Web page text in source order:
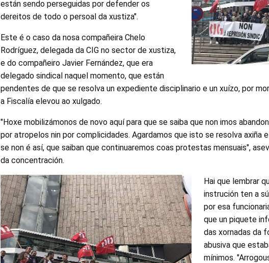
están sendo perseguidas por defender os
dereitos de todo o persoal da xustiza".
Este é o caso da nosa compañeira Chelo
Rodríguez, delegada da CIG no sector de xustiza,
e do compañeiro Javier Fernández, que era
delegado sindical naquel momento, que están
pendentes de que se resolva un expediente disciplinario e un xuízo, por
a Fiscalía elevou ao xulgado.
"Hoxe mobilizámonos de novo aquí para que se saiba que non imos
por atropelos nin por complicidades. Agardamos que isto se resolva axiña
se non é así, que saiban que continuaremos coas protestas mensuais",
da concentración.
Hai que lembrar
instrución ten a
por esa
que un piquete
das xornadas da
abusiva que
mínimos.